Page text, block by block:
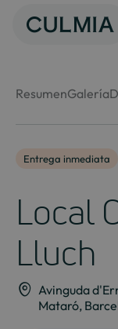
ResumenGalería
Entrega inmediata
Local
Lluch
Avinguda
Mataró,